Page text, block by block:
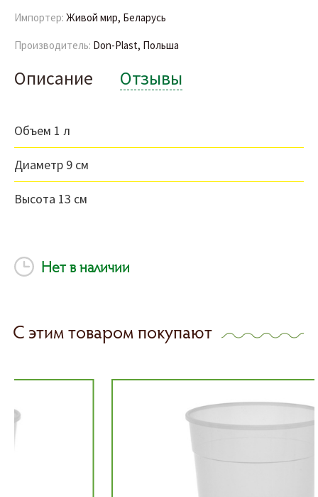
Импортер: Живой мир, Беларусь
Производитель: Don-Plast, Польша
Описание Отзывы
Объем 1 л
Диаметр 9 см
Высота 13 см
Нет в наличии
С этим товаром покупают